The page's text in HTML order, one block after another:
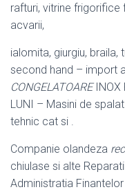
rafturi, vitrine frigorifice
acvarii,
ialomita, giurgiu, braila,
second hand – import
CONGELATOAREINOX
LUNI – Masini de
tehnic cat si .
Companie olandeza
chiulase si alte
Administratia